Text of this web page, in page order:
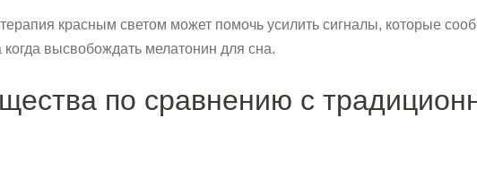
красным светом может помочь усилить сигналы, которые
высвобождать мелатонин для сна.
по сравнению с